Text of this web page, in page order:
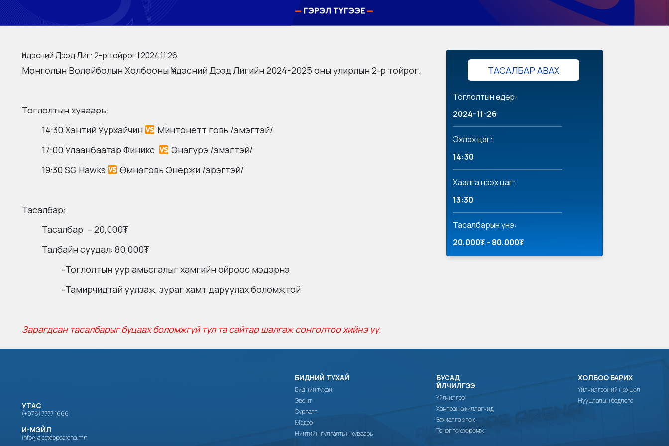
Үндэсний Дээд Лиг: 2-р тойрог | 2024.11.26
Монголын Волейболын Холбооны Үндэсний Дээд Лигийн 2024-2025 оны улирлын 2-р тойрог.
Тоглолтын хуваарь:
14:30 Хэнтий Уурхайчин
Минтонетт говь /эмэгтэй/
17:00 Улаанбаатар Финикс
Энагурэ /эмэгтэй/
19:30 SG Hawks
Өмнөговь Энержи /эрэгтэй/
Тасалбар:
Тасалбар – 20,000₮
Талбайн суудал: 80,000₮
-Тоглолтын уур амьсгалыг хамгийн ойроос мэдэрнэ
-Тамирчидтай уулзаж, зураг хамт даруулах боломжтой
Зарагдсан тасалбарыг буцаах боломжгүй тул та сайтар шалгаж сонголтоо хийнэ үү.
ТАСАЛБАР АВАХ
Тоглолтын өдөр:
2024-11-26
Эхлэх цаг:
14:30
Хаалга нээх цаг:
13:30
Тасалбарын үнэ:
20,000₮ - 80,000₮
УТАС
(+976) 7777 1666
И-МЭЙЛ
info@aicsteppearena.mn
БИДНИЙ ТУХАЙ
Бидний тухай
Эвент
Сургалт
Мэдээ
Нийтийн гулгалтын хуваарь
БУСАД
ҮЙЛЧИЛГЭЭ
Үйлчилгээ
Хамтран ажиллагчид
Захиалга өгөх
Тоног төхөөрөмж
ХОЛБОО БАРИХ
Үйлчилгээний нөхцөл
Нууцлалын бодлого